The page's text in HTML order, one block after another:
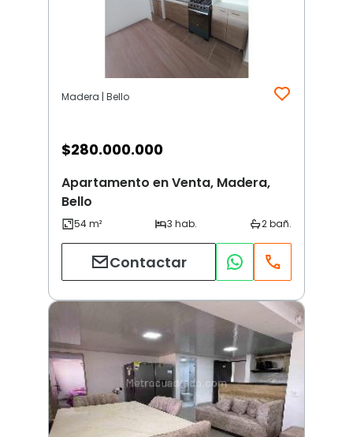
Madera | Bello
$280.000.000
Apartamento en Venta, Madera,
Bello
Contactar